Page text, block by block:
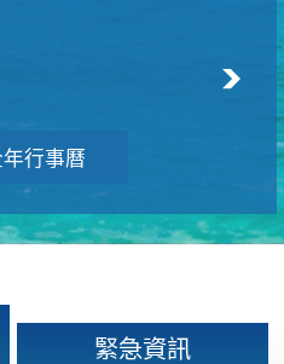
行事曆
緊急資訊